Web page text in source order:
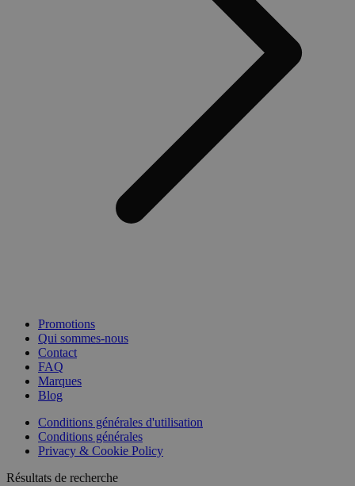
Promotions
Qui sommes-nous
Contact
FAQ
Marques
Blog
Conditions générales d'utilisation
Conditions générales
Privacy & Cookie Policy
Résultats de recherche